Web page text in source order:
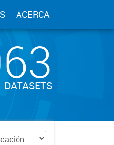
ACERCA
DATASETS